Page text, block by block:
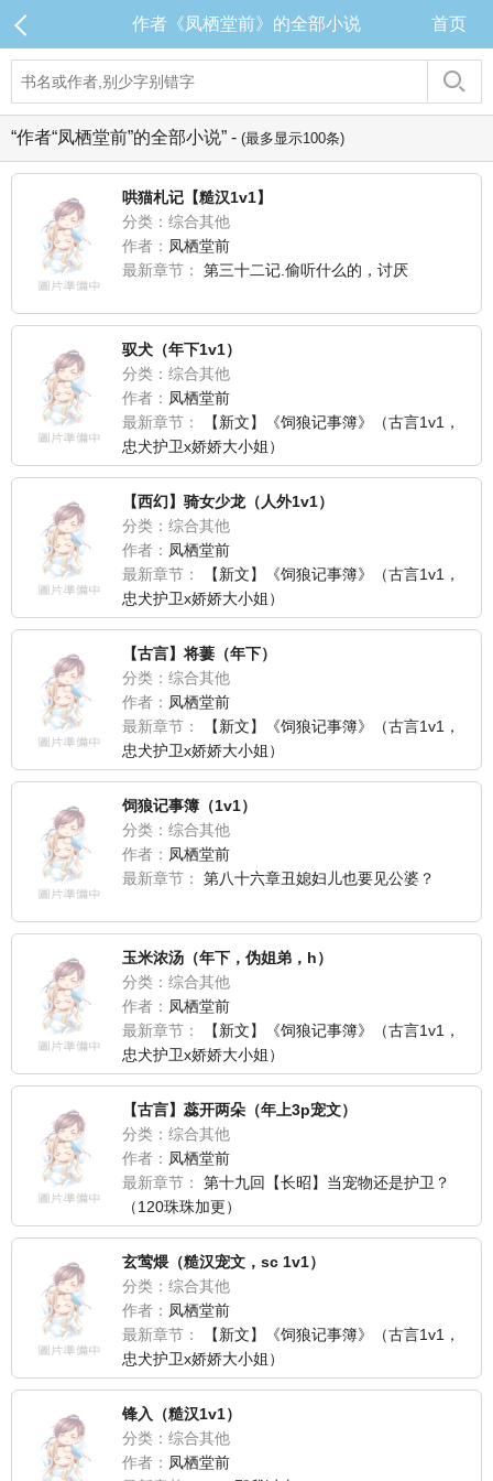
作者《凤栖堂前》的全部小说 首页
“作者“凤栖堂前”的全部小说” - (最多显示100条)
哄猫札记【糙汉1v1】
分类：综合其他
作者： 凤栖堂前
最新章节：
第三十二记.偷听什么的，讨厌
驭犬（年下1v1）
分类：综合其他
作者： 凤栖堂前
最新章节：
【新文】《饲狼记事簿》（古言1v1，
忠犬护卫x娇娇大小姐）
【西幻】骑女少龙（人外1v1）
分类：综合其他
作者： 凤栖堂前
最新章节：
【新文】《饲狼记事簿》（古言1v1，
忠犬护卫x娇娇大小姐）
【古言】将萋（年下）
分类：综合其他
作者： 凤栖堂前
最新章节：
【新文】《饲狼记事簿》（古言1v1，
忠犬护卫x娇娇大小姐）
饲狼记事簿（1v1）
分类：综合其他
作者： 凤栖堂前
最新章节：
第八十六章丑媳妇儿也要见公婆？
玉米浓汤（年下，伪姐弟，h）
分类：综合其他
作者： 凤栖堂前
最新章节：
【新文】《饲狼记事簿》（古言1v1，
忠犬护卫x娇娇大小姐）
【古言】蕊开两朵（年上3p宠文）
分类：综合其他
作者： 凤栖堂前
最新章节：
第十九回【长昭】当宠物还是护卫？
（120珠珠加更）
玄莺煨（糙汉宠文，sc 1v1）
分类：综合其他
作者： 凤栖堂前
最新章节：
【新文】《饲狼记事簿》（古言1v1，
忠犬护卫x娇娇大小姐）
锋入（糙汉1v1）
分类：综合其他
作者： 凤栖堂前